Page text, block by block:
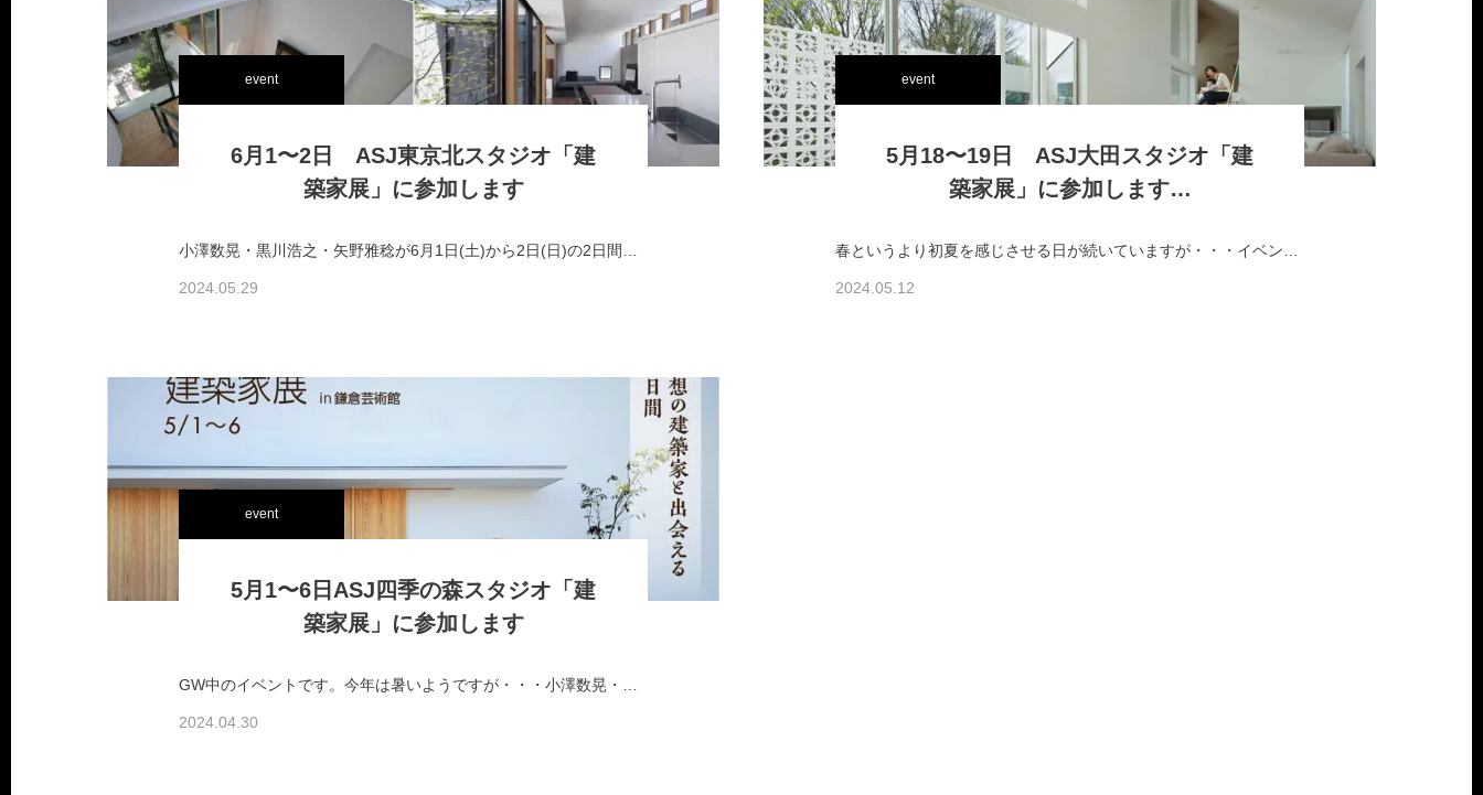
event
6月1〜2日 ASJ東京北スタジオ「建
築家展」に参加します
2024.05.29
event
5月18〜19日 ASJ大田スタジオ「建
築家展」に参加します…
2024.05.12
event
5月1〜6日ASJ四季の森スタジオ「建
築家展」に参加します
2024.04.30